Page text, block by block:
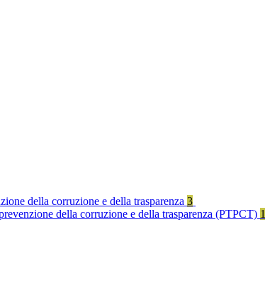
della corruzione e della trasparenza 3
della corruzione e della trasparenza (PTPCT) 1